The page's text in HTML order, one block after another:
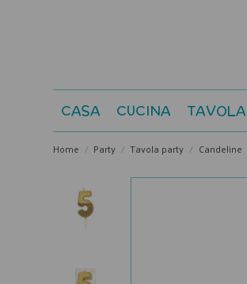
CASA CUCINA TAVOLA
Home Party Tavola party Candeline